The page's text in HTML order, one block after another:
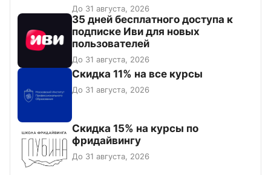
До 31 августа, 2026
35 дней бесплатного доступа к
подписке Иви для новых
пользователей
До 31 августа, 2026
Скидка 11% на все курсы
До 31 августа, 2026
Скидка 15% на курсы по
фридайвингу
До 31 августа, 2026